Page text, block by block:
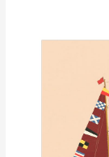
флот,